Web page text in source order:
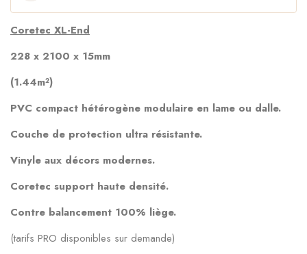
Coretec XL-End
228 x 2100 x 15mm
(1.44m²)
PVC compact hétérogène modulaire en lame ou dalle.
Couche de protection ultra résistante.
Vinyle aux décors modernes.
Coretec support haute densité.
Contre balancement 100% liège.
(tarifs PRO disponibles sur demande)